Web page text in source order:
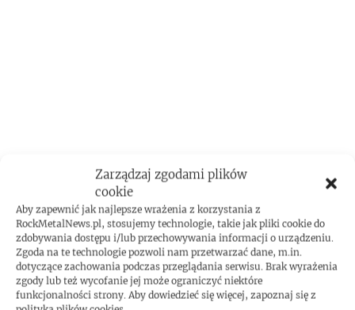
Zarządzaj zgodami plików
cookie
Aby zapewnić jak najlepsze wrażenia z korzystania z
RockMetalNews.pl, stosujemy technologie, takie jak pliki cookie do
zdobywania dostępu i/lub przechowywania informacji o urządzeniu.
Zgoda na te technologie pozwoli nam przetwarzać dane, m.in.
dotyczące zachowania podczas przeglądania serwisu. Brak wyrażenia
zgody lub też wycofanie jej może ograniczyć niektóre
funkcjonalności strony. Aby dowiedzieć się więcej, zapoznaj się z
ROCKMETAL F***T